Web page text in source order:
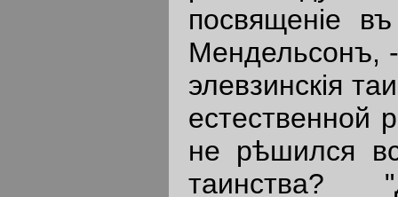
посвященiе
Мендельсонъ,
элевзинскiя
естественной
не рѣшился
таинства?